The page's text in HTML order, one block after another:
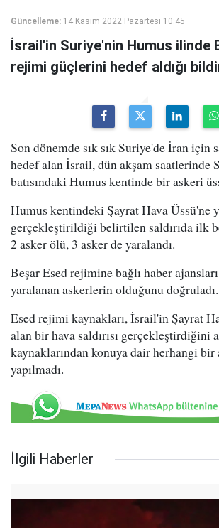
Güncelleme: 14 Kasım 2022 Pazartesi 10:45
İsrail'in Suriye'nin Humus ilinde
rejimi güçlerini hedef aldığı
Son dönemde sık sık Suriye'de İran için
hedef alan İsrail, dün akşam saatlerinde
batısındaki Humus kentinde bir askeri
Humus kentindeki Şayrat Hava Üssü'ne
gerçekleştirildiği belirtilen saldırıda ilk
2 asker ölü, 3 asker de yaralandı.
Beşar Esed rejimine bağlı haber
yaralanan askerlerin olduğunu doğruladı.
Esed rejimi kaynakları, İsrail'in Şayrat
alan bir hava saldırısı gerçekleştirdiğini
kaynaklarından konuya dair herhangi bir
yapılmadı.
İlgili Haberler